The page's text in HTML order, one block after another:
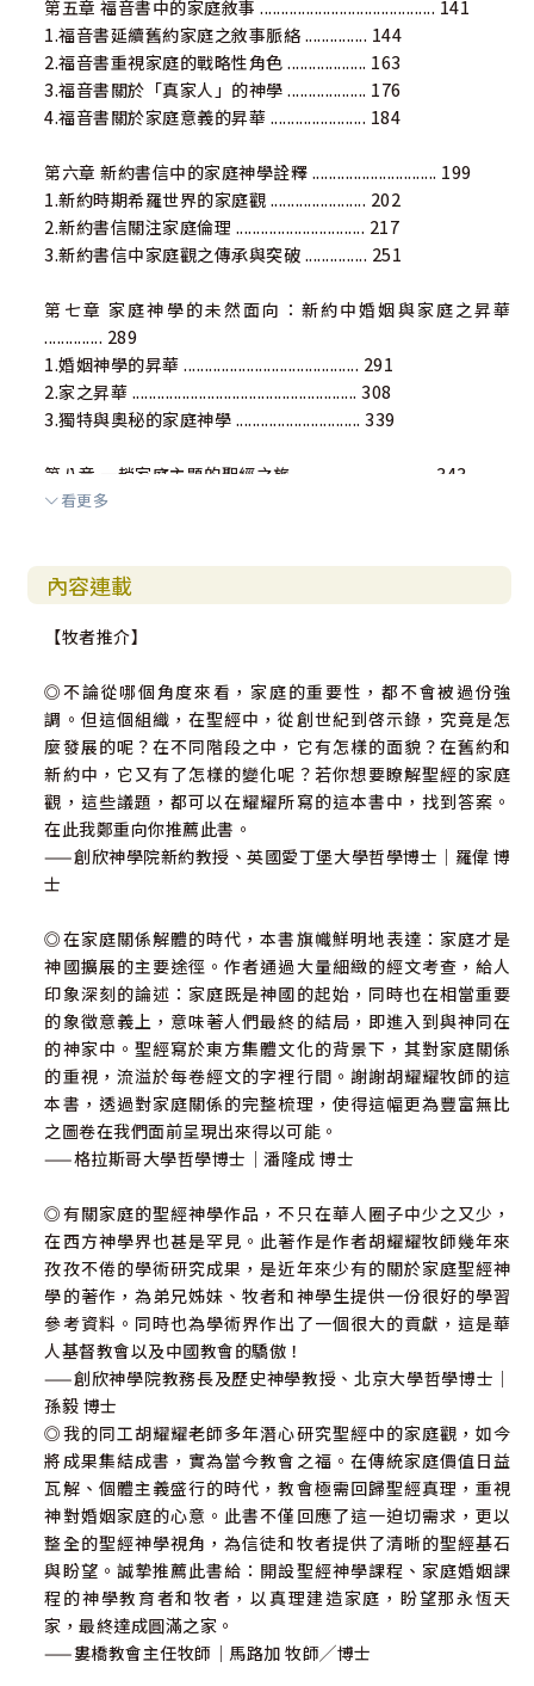
第五章 福音書中的家庭敘事 .......................................... 141
1.福音書延續舊約家庭之敘事脈絡 ............... 144
2.福音書重視家庭的戰略性角色 ................... 163
3.福音書關於「真家人」的神學 ................... 176
4.福音書關於家庭意義的昇華 ....................... 184
第六章 新約書信中的家庭神學詮釋 .............................. 199
1.新約時期希羅世界的家庭觀 ....................... 202
2.新約書信關注家庭倫理 ............................... 217
3.新約書信中家庭觀之傳承與突破 ............... 251
第七章 家庭神學的未然面向：新約中婚姻與家庭之昇華
.............. 289
1.婚姻神學的昇華 .......................................... 291
2.家之昇華 ...................................................... 308
3.獨特與奧秘的家庭神學 .............................. 339
第八章 一趟家庭主題的聖經之旅 ................................. 343
1.家庭之聖經神學 .......................................... 345
參考書目 ......................................................................... 353
看更多
內容連載
【牧者推介】
◎不論從哪個角度來看，家庭的重要性，都不會被過份強
調。但這個組織，在聖經中，從創世紀到啓示錄，究竟是怎
麼發展的呢？在不同階段之中，它有怎樣的面貌？在舊約和
新約中，它又有了怎樣的變化呢？若你想要瞭解聖經的家庭
觀，這些議題，都可以在耀耀所寫的這本書中，找到答案。
在此我鄭重向你推薦此書。
——創欣神學院新約教授、英國愛丁堡大學哲學博士｜羅偉 博
士
◎在家庭關係解體的時代，本書旗幟鮮明地表達：家庭才是
神國擴展的主要途徑。作者通過大量細緻的經文考查，給人
印象深刻的論述：家庭既是神國的起始，同時也在相當重要
的象徵意義上，意味著人們最終的結局，即進入到與神同在
的神家中。聖經寫於東方集體文化的背景下，其對家庭關係
的重視，流溢於每卷經文的字裡行間。謝謝胡耀耀牧師的這
本書，透過對家庭關係的完整梳理，使得這幅更為豐富無比
之圖卷在我們面前呈現出來得以可能。
——格拉斯哥大學哲學博士｜潘隆成 博士
◎有關家庭的聖經神學作品，不只在華人圈子中少之又少，
在西方神學界也甚是罕見。此著作是作者胡耀耀牧師幾年來
孜孜不倦的學術研究成果，是近年來少有的關於家庭聖經神
學的著作，為弟兄姊妹、牧者和神學生提供一份很好的學習
參考資料。同時也為學術界作出了一個很大的貢獻，這是華
人基督教會以及中國教會的驕傲！
——創欣神學院教務長及歷史神學教授、北京大學哲學博士｜
孫毅 博士
◎我的同工胡耀耀老師多年潛心研究聖經中的家庭觀，如今
將成果集結成書，實為當今教會之福。在傳統家庭價值日益
瓦解、個體主義盛行的時代，教會極需回歸聖經真理，重視
神對婚姻家庭的心意。此書不僅回應了這一迫切需求，更以
整全的聖經神學視角，為信徒和牧者提供了清晰的聖經基石
與盼望。誠摯推薦此書給：開設聖經神學課程、家庭婚姻課
程的神學教育者和牧者，以真理建造家庭，盼望那永恆天
家，最終達成圓滿之家。
——婁橋教會主任牧師｜馬路加 牧師╱博士